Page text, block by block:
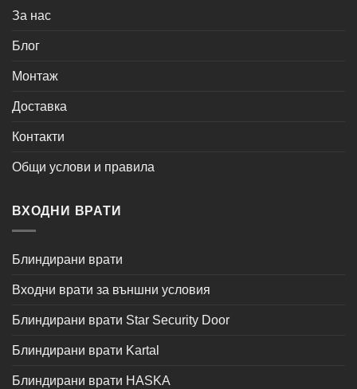
За нас
Блог
Монтаж
Доставка
Контакти
Общи услови и правила
ВХОДНИ ВРАТИ
Блиндирани врати
Входни врати за външни условия
Блиндирани врати Star Security Door
Блиндирани врати Kartal
Блиндирани врати HASKA